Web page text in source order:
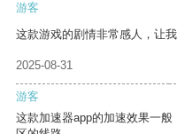
游客
这款游戏的剧情非常感人，让我
2025-08-31
游客
这款加速器app的加速效果一